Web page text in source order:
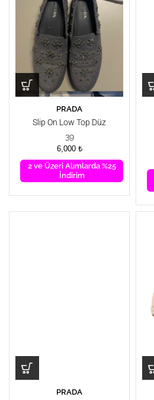
PRADA
Slip On Low Top Düz
39
6,000 ₺
2 ve Üzeri Alımlarda %25
İndirim
PRADA